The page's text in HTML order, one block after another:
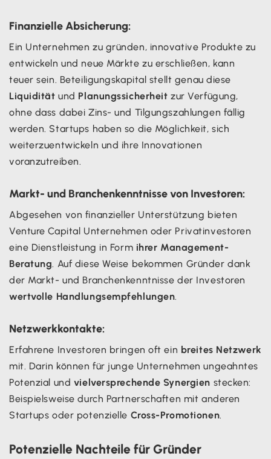
Finanzielle Absicherung:
Ein Unternehmen zu gründen, innovative Produkte zu
entwickeln und neue Märkte zu erschließen, kann
teuer sein. Beteiligungskapital stellt genau diese
Liquidität und Planungssicherheit zur Verfügung,
ohne dass dabei Zins- und Tilgungszahlungen fällig
werden. Startups haben so die Möglichkeit, sich
weiterzuentwickeln und ihre Innovationen
voranzutreiben.
Markt- und Branchenkenntnisse von Investoren:
Abgesehen von finanzieller Unterstützung bieten
Venture Capital Unternehmen oder Privatinvestoren
eine Dienstleistung in Form ihrer Management-
Beratung. Auf diese Weise bekommen Gründer dank
der Markt- und Branchenkenntnisse der Investoren
wertvolle Handlungsempfehlungen.
Netzwerkkontakte:
Erfahrene Investoren bringen oft ein breites Netzwerk
mit. Darin können für junge Unternehmen ungeahntes
Potenzial und vielversprechende Synergien stecken:
Beispielsweise durch Partnerschaften mit anderen
Startups oder potenzielle Cross-Promotionen.
Potenzielle Nachteile für Gründer